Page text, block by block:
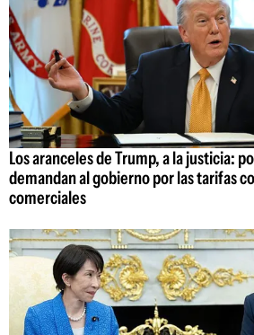
Los aranceles de Trump, a la justicia:
demandan al gobierno por las tarifas
comerciales